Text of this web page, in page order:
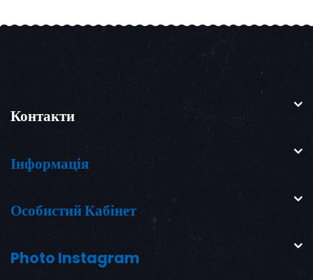
Контакти
Інформація
Особистий Кабінет
Photo Instagram